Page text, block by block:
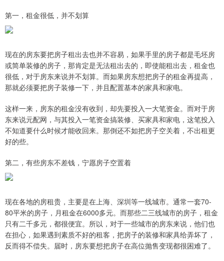
第一，租金很低，并不划算
现在的房东要把房子租出去也并不容易，如果手里的房子都是毛坯房
或简单装修的房子，那肯定是无法租出去的，即使能租出去，租金也
很低，对于房东来说并不划算。而如果房东想把房子的租金再提高，
那就必须要把房子装修一下，并且配置基本的家具和家电。
这样一来，房东的租金没有收到，却先要投入一大笔资金。而对于房
东来说元配网，与其投入一笔资金搞装修、买家具和家电，这笔投入
不知道要什么时候才能收回来。那倒还不如把房子空关着，不出租更
好的些。
第二，有些房东不差钱，宁愿房子空置着
现在各地的房租贵，主要是在上海、深圳等一线城市。通常一套70-
80平米的房子，月租金在6000多元。而那些二三线城市的房子，租金
只有二千多元，都很便宜。所以，对于一些城市的房东来说，他们也
在担心，如果遇到素质不好的租客，把房子的装修和家具给弄坏了，
反而得不偿失。届时，房东要想把房子在高位抛售变现都很困难了。